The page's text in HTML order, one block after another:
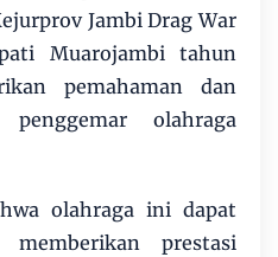
Jambi Drag War
Muarojambi tahun
pemahaman dan
penggemar olahraga
olahraga ini dapat
prestasi